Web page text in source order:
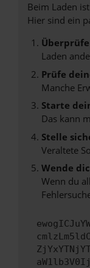
Beim Laden
Hier sind ein
Laden
Prüfe
Manche
Starte
Das kann
Stelle
Veraltete
Wende
Wenn du